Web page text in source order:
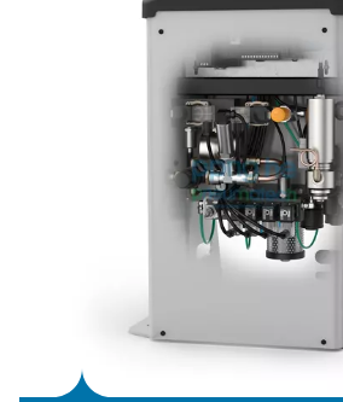
Valgfrie funktioner, herunder
renhedsanalysator og en
kvalitetskontrol, mens den
med fjernadgang holder
PPNG 1-5,5 HE
Swing Adsorption (PSA)-
med exceptionel effektivitet.